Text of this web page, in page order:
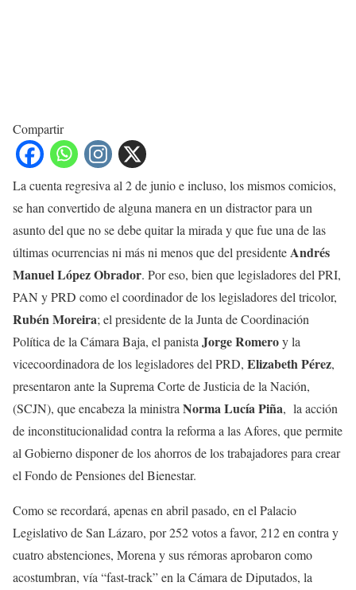
Compartir
La cuenta regresiva al 2 de junio e incluso, los mismos comicios,
se han convertido de alguna manera en un distractor para un
asunto del que no se debe quitar la mirada y que fue una de las
últimas ocurrencias ni más ni menos que del presidenteAndrés
Manuel LópezObrador. Por eso, bien que legisladores del PRI,
PAN y PRD como el coordinador de los legisladores del tricolor,
Rubén Moreira; el presidente de la Junta de Coordinación
Política de la Cámara Baja, el panista Jorge Romeroy la
vicecoordinadora de los legisladores del PRD, Elizabeth Pérez,
presentaron ante la Suprema Corte de Justicia de la Nación,
(SCJN), que encabeza la ministra Norma Lucía Piña, la acción
de inconstitucionalidad contra la reforma a las Afores, que permite
al Gobierno disponer de los ahorros de los trabajadores para crear
el Fondo de Pensiones del Bienestar.
Como se recordará, apenas en abril pasado, en el Palacio
Legislativo de San Lázaro, por 252 votos a favor, 212 en contra y
cuatro abstenciones, Morena y sus rémoras aprobaron como
acostumbran, vía “fast-track” en la Cámara de Diputados, la